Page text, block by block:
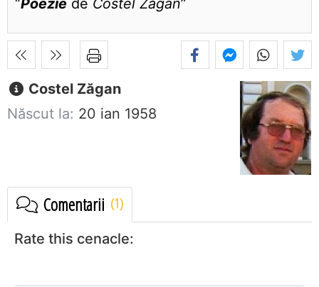
“Poezie de Costel Zăgan”
Costel Zăgan
Născut la: 20 ian 1958
Comentarii
Rate this cenacle: